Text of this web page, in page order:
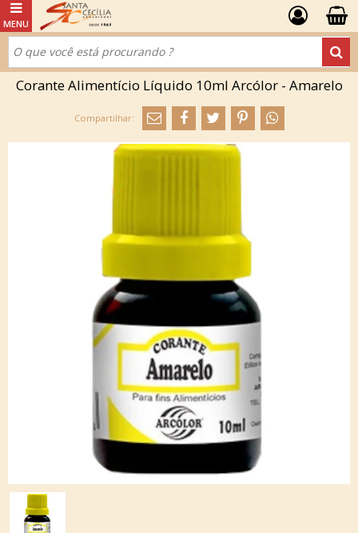
Corante Alimentício Líquido 10ml Arcólor - Amarelo